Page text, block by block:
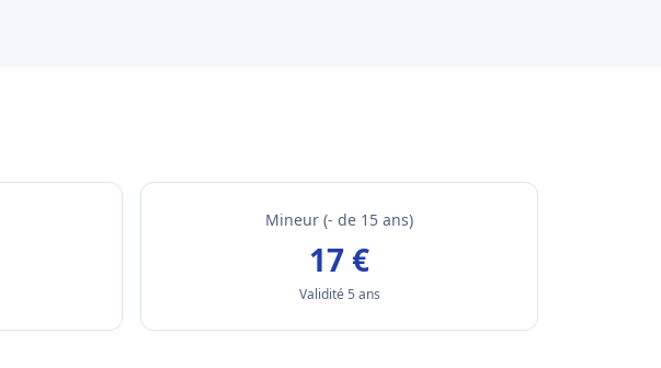
Mineur (- de 15 ans)
17 €
Validité 5 ans